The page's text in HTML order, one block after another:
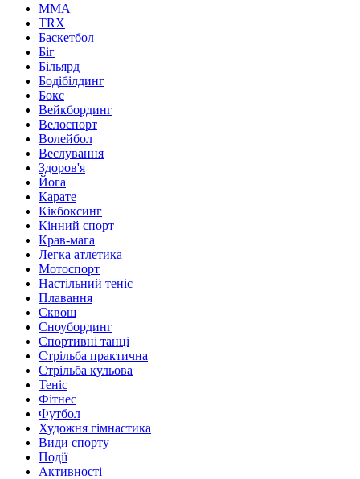
MMA
TRX
Баскетбол
Біг
Більярд
Бодібілдинг
Бокс
Вейкбординг
Велоспорт
Волейбол
Веслування
Здоров'я
Йога
Карате
Кікбоксинг
Кінний спорт
Крав-мага
Легка атлетика
Мотоспорт
Настільний теніс
Плавання
Сквош
Сноубординг
Спортивні танці
Стрільба практична
Стрільба кульова
Теніс
Фітнес
Футбол
Художня гімнастика
Види спорту
Події
Активності